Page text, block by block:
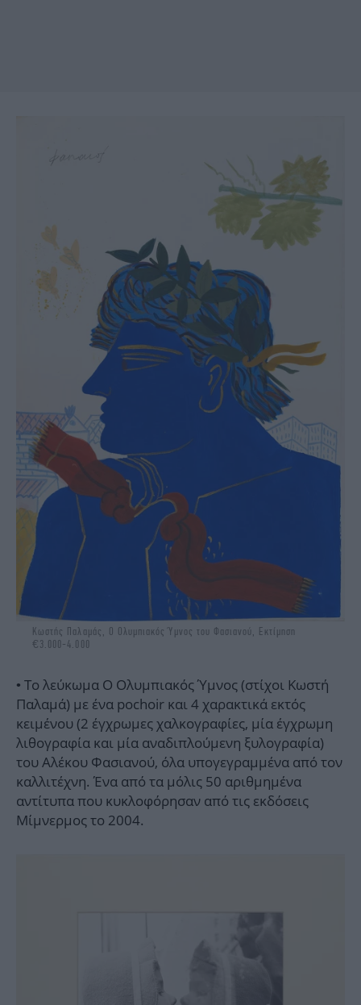
Κωστής Παλαμάς, Ο Ολυμπιακός Ύμνος του Φασιανού, Εκτίμηση
€3.000-4.000
• Το λεύκωμα Ο Ολυμπιακός Ύμνος (στίχοι Κωστή
Παλαμά) με ένα pochoir και 4 χαρακτικά εκτός
κειμένου (2 έγχρωμες χαλκογραφίες, μία έγχρωμη
λιθογραφία και μία αναδιπλούμενη ξυλογραφία)
του Αλέκου Φασιανού, όλα υπογεγραμμένα από τον
καλλιτέχνη. Ένα από τα μόλις 50 αριθμημένα
αντίτυπα που κυκλοφόρησαν από τις εκδόσεις
Μίμνερμος το 2004.